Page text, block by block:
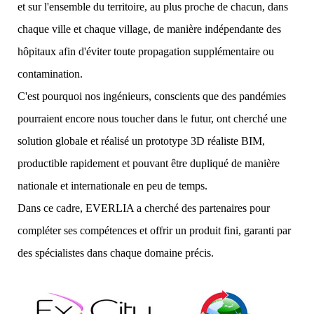
et sur l'ensemble du territoire, au plus proche de chacun, dans
chaque ville et chaque village, de manière indépendante des
hôpitaux afin d'éviter toute propagation supplémentaire ou
contamination.
C'est pourquoi nos ingénieurs, conscients que des pandémies
pourraient encore nous toucher dans le futur, ont cherché une
solution globale et réalisé un prototype 3D réaliste BIM,
productible rapidement et pouvant être dupliqué de manière
nationale et internationale en peu de temps.
Dans ce cadre, EVERLIA a cherché des partenaires pour
compléter ses compétences et offrir un produit fini, garanti par
des spécialistes dans chaque domaine précis.